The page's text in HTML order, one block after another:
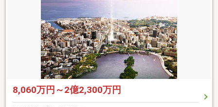
8,060万円～2億2,300万円